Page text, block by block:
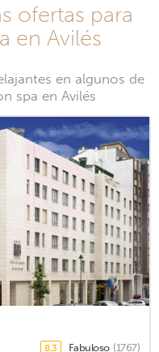
ofertas para
en Avilés
en algunos de
spa en Avilés
8,3 Fabuloso (1767)